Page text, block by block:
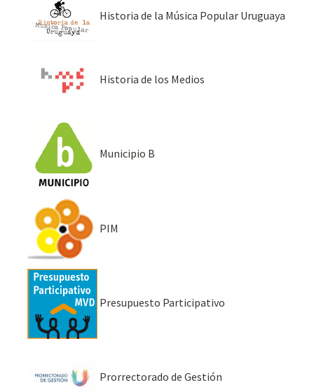
Historia de la Música Popular Uruguaya
Historia de los Medios
Municipio B
PIM
Presupuesto Participativo
Prorrectorado de Gestión